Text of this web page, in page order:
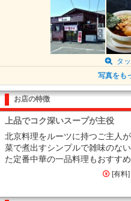
タ
写真をも
お店の特徴
上品でコク深いスープが主役
北京料理をルーツに持つご主人
菜で煮出すシンプルで雑味のな
た定番中華の一品料理もおすすめ
[有料]